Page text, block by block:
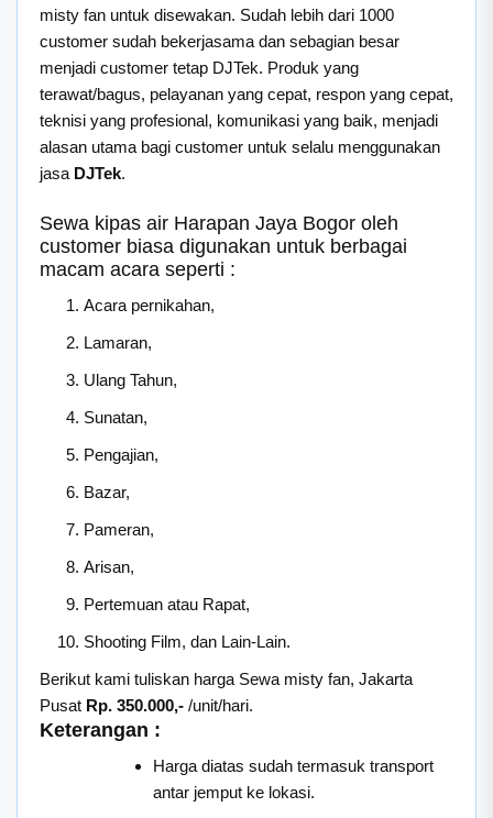
misty fan untuk disewakan. Sudah lebih dari 1000
customer sudah bekerjasama dan sebagian besar
menjadi customer tetap DJTek. Produk yang
terawat/bagus, pelayanan yang cepat, respon yang cepat,
teknisi yang profesional, komunikasi yang baik, menjadi
alasan utama bagi customer untuk selalu menggunakan
jasa DJTek.
Sewa kipas air Harapan Jaya Bogor oleh
customer biasa digunakan untuk berbagai
macam acara seperti :
Acara pernikahan,
Lamaran,
Ulang Tahun,
Sunatan,
Pengajian,
Bazar,
Pameran,
Arisan,
Pertemuan atau Rapat,
Shooting Film, dan Lain-Lain.
Berikut kami tuliskan harga Sewa misty fan, Jakarta
Pusat Rp. 350.000,- /unit/hari.
Keterangan :
Harga diatas sudah termasuk transport
antar jemput ke lokasi.